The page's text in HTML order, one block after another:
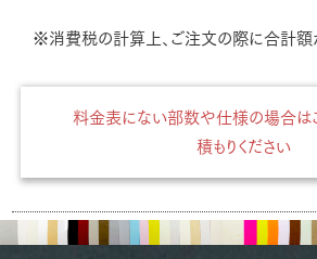
※消費税の計算上、ご注文の際に合計額
料金表にない部数や仕様の場合は
積もりください